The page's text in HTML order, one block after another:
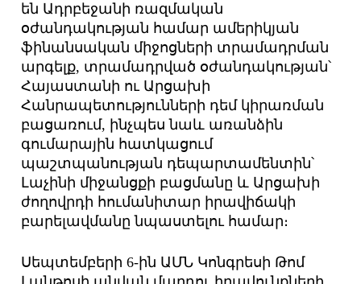
են Ադրբեջանի ռազմական
օժանդակության համար ամերիկյան
ֆինանսական միջոցների տրամադրման
արգելք, տրամադրված օժանդակության՝
Հայաստանի ու Արցախի
Հանրապետությունների դեմ կիրառման
բացառում, ինչպես նաև առանձին
գումարային հատկացում
պաշտպանության դեպարտամենտին՝
Լաչինի միջանցքի բացմանը և Արցախի
ժողովրդի հումանիտար իրավիճակի
բարելավմանը նպաստելու համար։
Սեպտեմբերի 6-ին ԱՄՆ Կոնգրեսի Թոմ